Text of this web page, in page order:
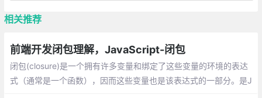
相关推荐
前端开发闭包理解，JavaScript-闭包
闭包(closure)是一个拥有许多变量和绑定了这些变量的环境的表达
式（通常是一个函数），因而这些变量也是该表达式的一部分。是J